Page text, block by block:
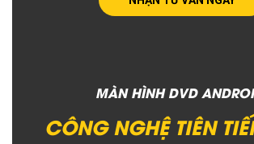
MÀN HÌNH DVD
CÔNG NGHỆ TIÊN